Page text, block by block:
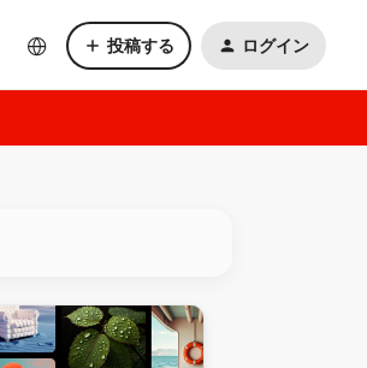
投稿する ログイン